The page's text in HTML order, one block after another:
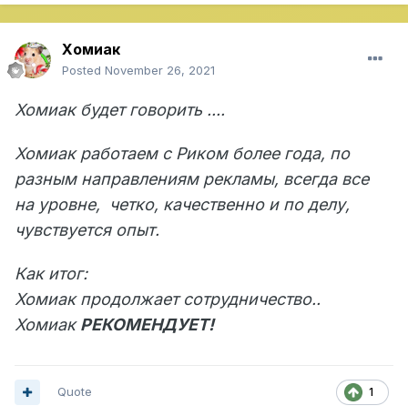
Хомиак
Posted November 26, 2021
Хомиак будет говорить ....
Хомиак работаем с Риком более года, по
разным направлениям рекламы, всегда все
на уровне, четко, качественно и по делу,
чувствуется опыт.
Как итог:
Хомиак продолжает сотрудничество..
ХомиакРЕКОМЕНДУЕТ!
1
Quote